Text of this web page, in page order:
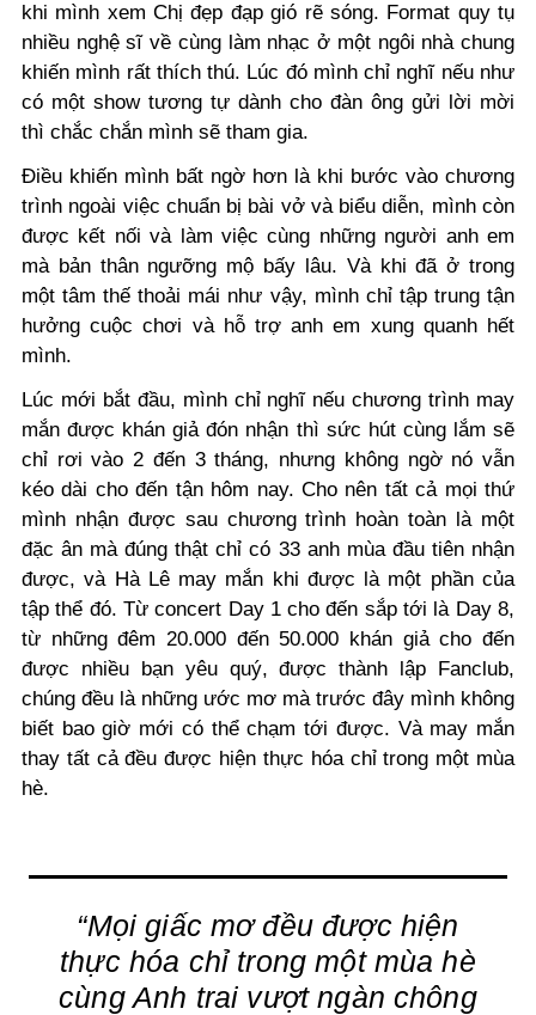
khi mình xem Chị đẹp đạp gió rẽ sóng. Format quy tụ
nhiều nghệ sĩ về cùng làm nhạc ở một ngôi nhà chung
khiến mình rất thích thú. Lúc đó mình chỉ nghĩ nếu như
có một show tương tự dành cho đàn ông gửi lời mời
thì chắc chắn mình sẽ tham gia.
Điều khiến mình bất ngờ hơn là khi bước vào chương
trình ngoài việc chuẩn bị bài vở và biểu diễn, mình còn
được kết nối và làm việc cùng những người anh em
mà bản thân ngưỡng mộ bấy lâu. Và khi đã ở trong
một tâm thế thoải mái như vậy, mình chỉ tập trung tận
hưởng cuộc chơi và hỗ trợ anh em xung quanh hết
mình.
Lúc mới bắt đầu, mình chỉ nghĩ nếu chương trình may
mắn được khán giả đón nhận thì sức hút cùng lắm sẽ
chỉ rơi vào 2 đến 3 tháng, nhưng không ngờ nó vẫn
kéo dài cho đến tận hôm nay. Cho nên tất cả mọi thứ
mình nhận được sau chương trình hoàn toàn là một
đặc ân mà đúng thật chỉ có 33 anh mùa đầu tiên nhận
được, và Hà Lê may mắn khi được là một phần của
tập thể đó. Từ concert Day 1 cho đến sắp tới là Day 8,
từ những đêm 20.000 đến 50.000 khán giả cho đến
được nhiều bạn yêu quý, được thành lập Fanclub,
chúng đều là những ước mơ mà trước đây mình không
biết bao giờ mới có thể chạm tới được. Và may mắn
thay tất cả đều được hiện thực hóa chỉ trong một mùa
hè.
“Mọi giấc mơ đều được hiện
thực hóa chỉ trong một mùa hè
cùng Anh trai vượt ngàn chông